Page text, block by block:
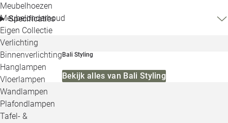
Meubelhoezen
Meubelonderhoud
Eigen Collectie
Verlichting
Binnenverlichting
Hanglampen
Vloerlampen
Wandlampen
Plafondlampen
Tafel- &
Specificaties
Bali Styling
Bekijk alles van Bali Styling